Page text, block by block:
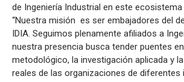
de Ingeniería Industrial en este ecosistema
“Nuestra misión es ser embajadores del
IDIA. Seguimos plenamente afiliados a
nuestra presencia busca tender puentes
metodológico, la investigación aplicada y
reales de las organizaciones de diferentes